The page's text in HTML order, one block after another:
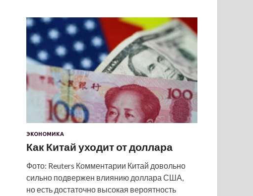
ЭКОНОМИКА
Как Китай уходит от доллара
Фото: Reuters Комментарии Китай довольно
сильно подвержен влиянию доллара США,
но есть достаточно высокая вероятность